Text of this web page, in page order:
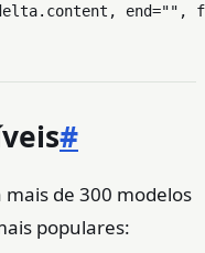
end="" ,
#
de 300 modelos
populares: